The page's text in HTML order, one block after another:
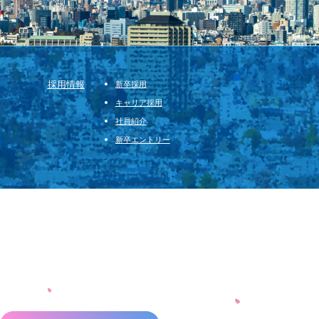
採用情報
新卒採用
キャリア採用
社員紹介
新卒エントリー